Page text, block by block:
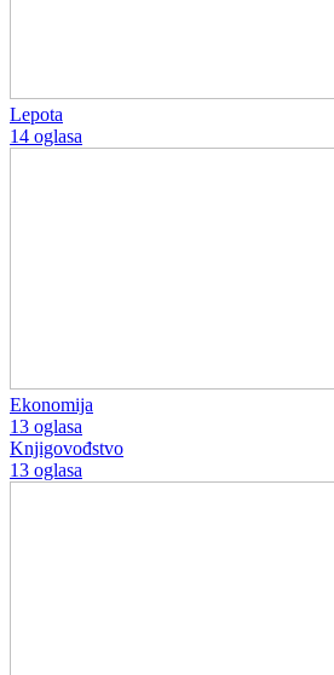
Lepota
14 oglasa
Ekonomija
13 oglasa
Knjigovođstvo
13 oglasa